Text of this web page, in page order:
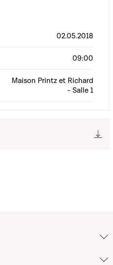
02.05.2018
09:00
Maison Printz et Richard
- Salle 1